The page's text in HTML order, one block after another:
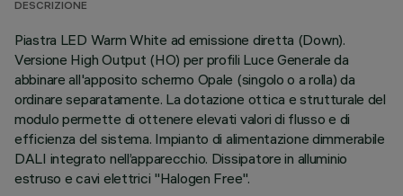
DESCRIZIONE
Piastra LED Warm White ad emissione diretta (Down).
Versione High Output (HO) per profili Luce Generale da
abbinare all'apposito schermo Opale (singolo o a rolla) da
ordinare separatamente. La dotazione ottica e strutturale del
modulo permette di ottenere elevati valori di flusso e di
efficienza del sistema. Impianto di alimentazione dimmerabile
DALI integrato nell’apparecchio. Dissipatore in alluminio
estruso e cavi elettrici "Halogen Free".